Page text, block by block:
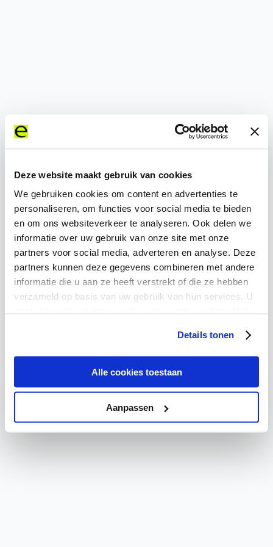
Deze website maakt gebruik van cookies
We gebruiken cookies om content en advertenties te
personaliseren, om functies voor social media te bieden
en om ons websiteverkeer te analyseren. Ook delen we
informatie over uw gebruik van onze site met onze
partners voor social media, adverteren en analyse. Deze
partners kunnen deze gegevens combineren met andere
informatie die u aan ze heeft verstrekt of die ze hebben
verzameld op basis van uw gebruik van hun services. U
Details tonen
Alle cookies toestaan
Aanpassen
500
Critical Error
A critical error has occurred. Please refresh the page or
Try again Go Home